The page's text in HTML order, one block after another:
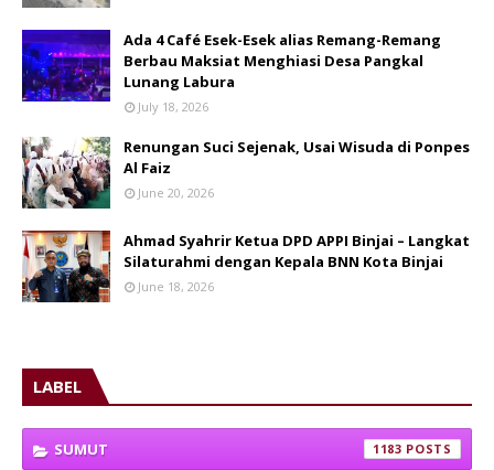
Ada 4 Café Esek-Esek alias Remang-Remang
Berbau Maksiat Menghiasi Desa Pangkal
Lunang Labura
July 18, 2026
Renungan Suci Sejenak, Usai Wisuda di Ponpes
Al Faiz
June 20, 2026
Ahmad Syahrir Ketua DPD APPI Binjai – Langkat
Silaturahmi dengan Kepala BNN Kota Binjai
June 18, 2026
LABEL
SUMUT 1183